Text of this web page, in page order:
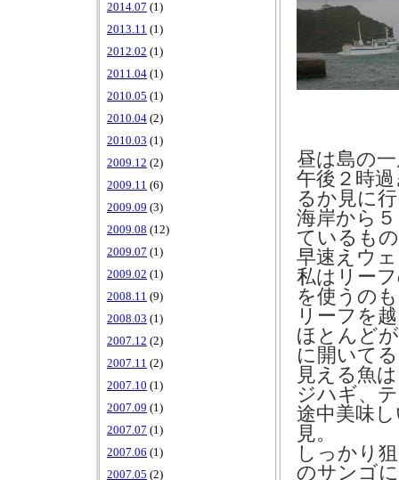
2014.07 (1)
2013.11 (1)
2012.02 (1)
2011.04 (1)
2010.05 (1)
2010.04 (2)
2010.03 (1)
2009.12 (2)
2009.11 (6)
2009.09 (3)
2009.08 (12)
2009.07 (1)
2009.02 (1)
2008.11 (9)
2008.03 (1)
2007.12 (2)
2007.11 (2)
2007.10 (1)
2007.09 (1)
2007.07 (1)
2007.06 (1)
2007.05 (2)
昼は島の
午後２時
るか見に
海岸から
ているも
早速えウ
私はリー
を使うの
リーフを
ほとんど
に開いて
見える魚
ジハギ、
途中美味
見。
しっかり
のサンゴ